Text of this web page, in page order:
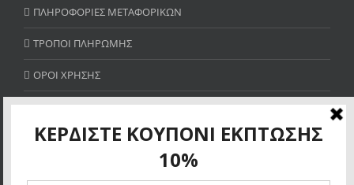
ΠΛΗΡΟΦΟΡΙΕΣ ΜΕΤΑΦΟΡΙΚΩΝ
ΤΡΟΠΟΙ ΠΛΗΡΩΜΗΣ
ΟΡΟΙ ΧΡΗΣΗΣ
SITE MAP
ΚΕΡΔΙΣΤΕ ΚΟΥΠΟΝΙ ΕΚΠΤΩΣΗΣ 10%